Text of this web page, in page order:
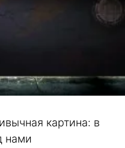
картина: в
нами